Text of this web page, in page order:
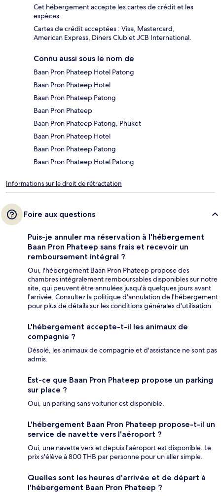
Cet hébergement accepte les cartes de crédit et les
espèces.
Cartes de crédit acceptées : Visa, Mastercard,
American Express, Diners Club et JCB International.
Connu aussi sous le nom de
Baan Pron Phateep Hotel Patong
Baan Pron Phateep Hotel
Baan Pron Phateep Patong
Baan Pron Phateep
Baan Pron Phateep Patong, Phuket
Baan Pron Phateep Hotel
Baan Pron Phateep Patong
Baan Pron Phateep Hotel Patong
Informations sur le droit de rétractation
Foire aux questions
Puis-je annuler ma réservation à l'hébergement
Baan Pron Phateep sans frais et recevoir un
remboursement intégral ?
Oui, l'hébergement Baan Pron Phateep propose des
chambres intégralement remboursables disponibles sur notre
site, qui peuvent être annulées jusqu'à quelques jours avant
l'arrivée. Consultez la politique d'annulation de l'hébergement
pour plus de détails sur les conditions générales d'utilisation.
L'hébergement accepte-t-il les animaux de
compagnie ?
Désolé, les animaux de compagnie et d'assistance ne sont pas
admis.
Est-ce que Baan Pron Phateep propose un parking
sur place ?
Oui, un parking sans voiturier est disponible.
L'hébergement Baan Pron Phateep propose-t-il un
service de navette vers l'aéroport ?
Oui, une navette vers et depuis l'aéroport est disponible. Le
prix s'élève à 800 THB par personne pour un aller simple.
Quelles sont les heures d'arrivée et de départ à
l'hébergement Baan Pron Phateep ?